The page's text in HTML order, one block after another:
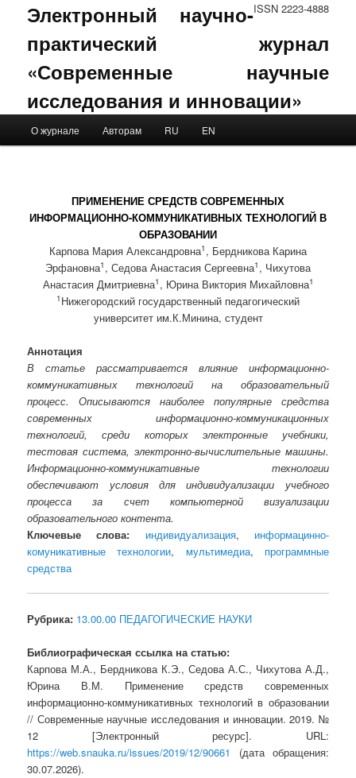
ISSN 2223-4888
Электронный научно-
практический журнал
«Современные научные
исследования и инновации»
Skip to primary content
Skip to secondary content
О журнале Авторам RU EN
ПРИМЕНЕНИЕ СРЕДСТВ СОВРЕМЕННЫХ
ИНФОРМАЦИОННО-КОММУНИКАТИВНЫХ ТЕХНОЛОГИЙ В
ОБРАЗОВАНИИ
Карпова Мария Александровна1 , Бердникова Карина
Эрфановна1 , Седова Анастасия Сергеевна1 , Чихутова
Анастасия Дмитриевна1 , Юрина Виктория Михайловна1
1 Нижегородский государственный педагогический
университет им.К.Минина, студент
Аннотация
В статье рассматривается влияние информационно-
коммуникативных технологий на образовательный
процесс. Описываются наиболее популярные средства
современных информационно-коммуникационных
технологий, среди которых электронные учебники,
тестовая система, электронно-вычислительные машины.
Информационно-коммуникативные технологии
обеспечивают условия для индивидуализации учебного
процесса за счет компьютерной визуализации
образовательного контента.
Ключевые слова:
индивидуализация, информацинно-
комуникативные технологии, мультимедиа, программные
средства
Рубрика: 13.00.00 ПЕДАГОГИЧЕСКИЕ НАУКИ
Библиографическая ссылка на статью:
Карпова М.А., Бердникова К.Э., Седова А.С., Чихутова А.Д.,
Юрина В.М. Применение средств современных
информационно-коммуникативных технологий в образовании
// Современные научные исследования и инновации. 2019. №
12 [Электронный ресурс]. URL:
https://web.snauka.ru/issues/2019/12/90661
(дата обращения:
30.07.2026).